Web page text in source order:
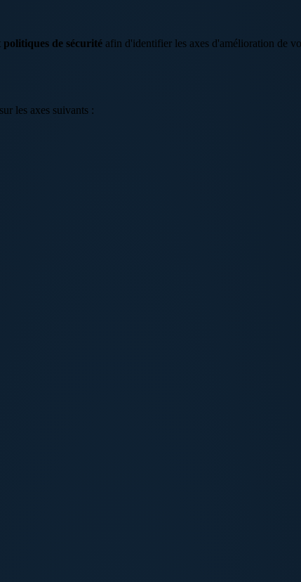
politiques de sécurité afin d'identifier les axes d'amélioration de
les axes suivants :